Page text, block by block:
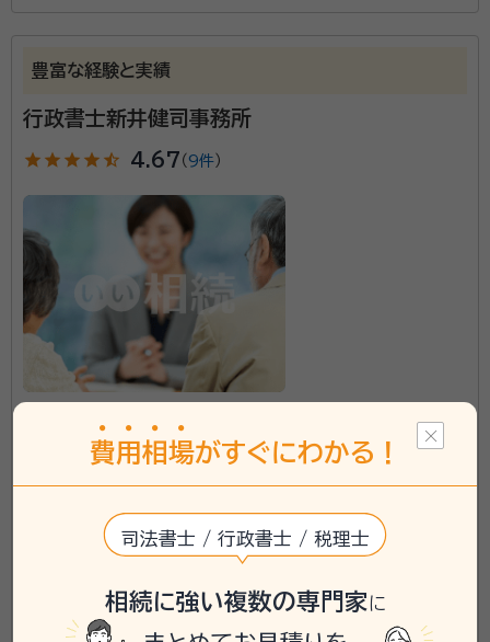
相続や遺言などにまつわる様々なご要望を丁寧にお聞
きし、解決へ向けサポート致します。神戸市内を中心に
土日祝の対応にも対応しております。
兵庫県行政書士会
豊富な経験と実績
行政書士新井健司事務所
star star star star star_half 4.67 （ 9件）
JR舞子駅・山陽舞子公園駅 徒歩8分
兵庫県神戸市垂水区舞子台３丁目５番６号
\「いい相続」にてご相談を承ります/
費用 相場がすぐにわかる！
司法書士 / 行政書士 / 税理士
相続に強い複数の専門家に